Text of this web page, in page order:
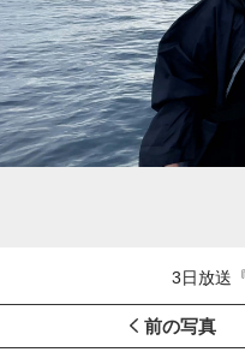
3日放送
前の写真